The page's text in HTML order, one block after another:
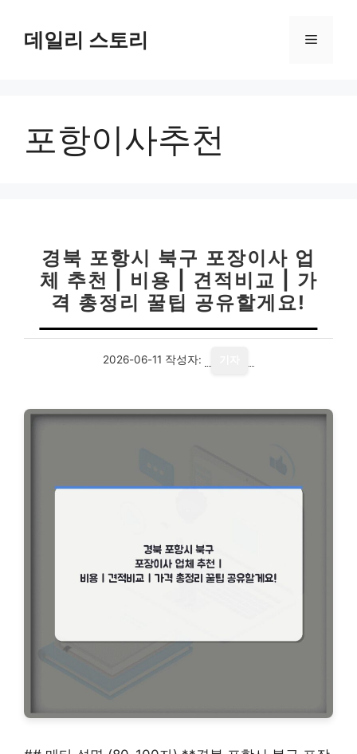
데일리 스토리 메
포항이사추천
경북 포항시 북구 포장이사 업
체 추천 | 비용 | 견적비교 | 가
격 총정리 꿀팁 공유할게요!
2026-06-11 작성자: